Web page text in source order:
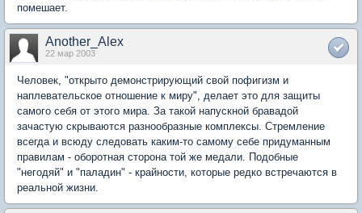
помешает.
Another_Alex
22 мар 2003
Человек, "открыто демонстрирующий свой пофигизм и
наплевательское отношение к миру", делает это для защиты
самого себя от этого мира. За такой напускной бравадой
зачастую скрываются разнообразные комплексы. Стремление
всегда и всюду следовать каким-то самому себе придуманным
правилам - оборотная сторона той же медали. Подобные
"негодяй" и "паладин" - крайности, которые редко встречаются в
реальной жизни.